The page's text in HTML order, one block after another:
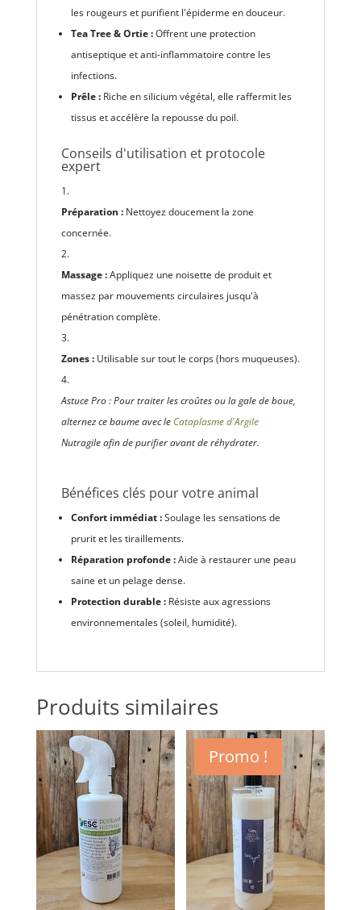
les rougeurs et purifient l'épiderme en douceur.
Tea Tree & Ortie :Offrent une protection
antiseptique et anti-inflammatoire contre les
infections.
Prêle :Riche en silicium végétal, elle raffermit les
tissus et accélère la repousse du poil.
Conseils d'utilisation et protocole
expert
Préparation :Nettoyez doucement la zone
concernée.
Massage :Appliquez une noisette de produit et
massez par mouvements circulaires jusqu'à
pénétration complète.
Zones :Utilisable sur tout le corps (hors muqueuses).
Astuce Pro : Pour traiter les croûtes ou la gale de boue,
alternez ce baume avec le Cataplasme d'Argile
Nutragile afin de purifier avant de réhydrater.
Bénéfices clés pour votre animal
Confort immédiat :Soulage les sensations de
prurit et les tiraillements.
Réparation profonde :Aide à restaurer une peau
saine et un pelage dense.
Protection durable :Résiste aux agressions
environnementales (soleil, humidité).
Produits similaires
Promo !